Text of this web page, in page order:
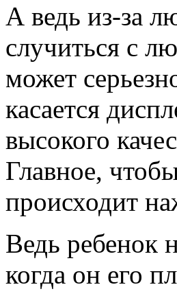
А ведь из-за
случиться с
может
касается
высокого
Главное,
происходит
Ведь ребенок
когда он его